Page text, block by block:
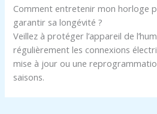
Comment entretenir mon horloge
garantir sa longévité ?
Veillez à protéger l’appareil de
régulièrement les connexions
mise à jour ou une
saisons.